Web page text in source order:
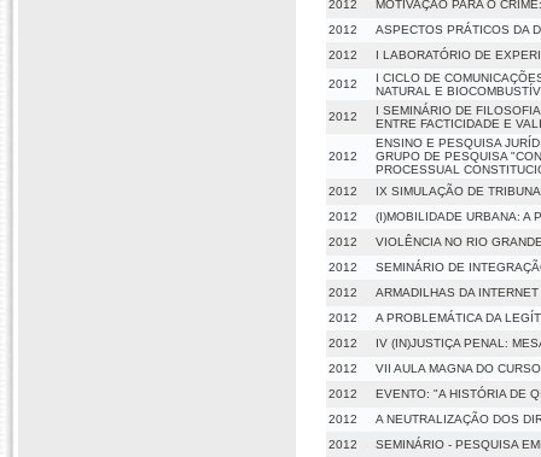
2012
MOTIVAÇÃO PARA O
2012
ASPECTOS PRÁTICOS DA
2012
I LABORATÓRIO DE
2012
I CICLO DE
NATURAL E
2012
I SEMINÁRIO DE
ENTRE FACTICIDADE E
2012
ENSINO E PESQUISA
GRUPO DE PESQUISA
PROCESSUAL
2012
IX SIMULAÇÃO DE
2012
(I)MOBILIDADE URBANA: A
2012
VIOLÊNCIA NO RIO
2012
SEMINÁRIO DE
2012
ARMADILHAS DA
2012
A PROBLEMÁTICA DA
2012
IV (IN)JUSTIÇA PENAL:
2012
VII AULA MAGNA DO
2012
EVENTO: "A HISTÓRIA DE
2012
A NEUTRALIZAÇÃO DOS
2012
SEMINÁRIO - PESQUISA